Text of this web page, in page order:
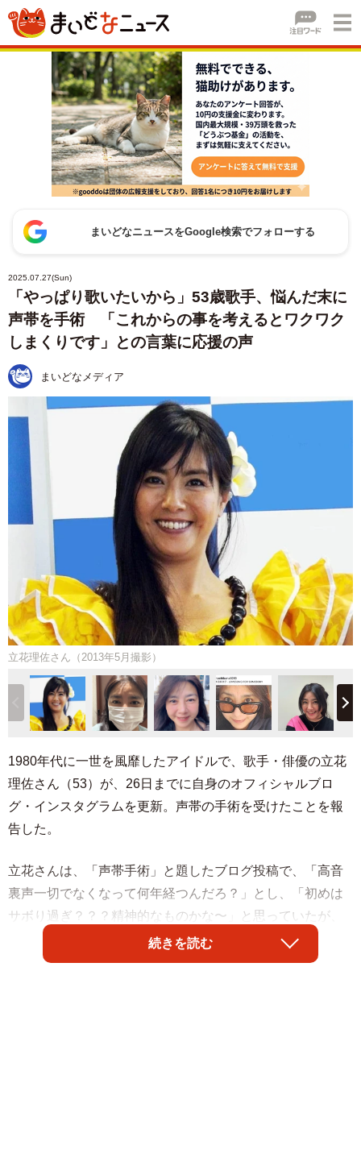
まいどなニュースをGoogle検索でフォローする
2025.07.27(Sun)
「やっぱり歌いたいから」53歳歌手、悩んだ末に
声帯を手術 「これからの事を考えるとワクワク
しまくりです」との言葉に応援の声
まいどなメディア
立花理佐さん（2013年5月撮影）
1980年代に一世を風靡したアイドルで、歌手・俳優の立花
理佐さん（53）が、26日までに自身のオフィシャルブロ
グ・インスタグラムを更新。声帯の手術を受けたことを報
告した。
立花さんは、「声帯手術」と題したブログ投稿で、「高音
裏声一切でなくなって何年経つんだろ？」とし、「初めは
サボり過ぎ？？？精神的なものかな〜」と思っていたが、
専門の先生に見てもらっていたことを明かした。
続きを読む